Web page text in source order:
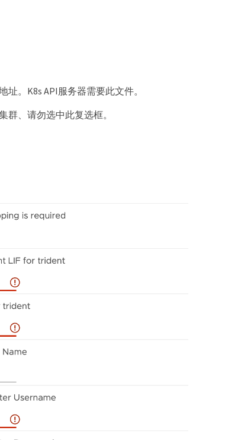
。K8s API服务器需要此文件。
群、请勿选中此复选框。